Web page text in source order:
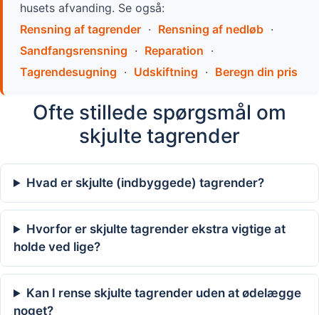
husets afvanding. Se også:
Rensning af tagrender · Rensning af nedløb ·
Sandfangsrensning · Reparation ·
Tagrendesugning · Udskiftning · Beregn din pris
Ofte stillede spørgsmål om
skjulte tagrender
Hvad er skjulte (indbyggede) tagrender?
Hvorfor er skjulte tagrender ekstra vigtige at
holde ved lige?
Kan I rense skjulte tagrender uden at ødelægge
noget?